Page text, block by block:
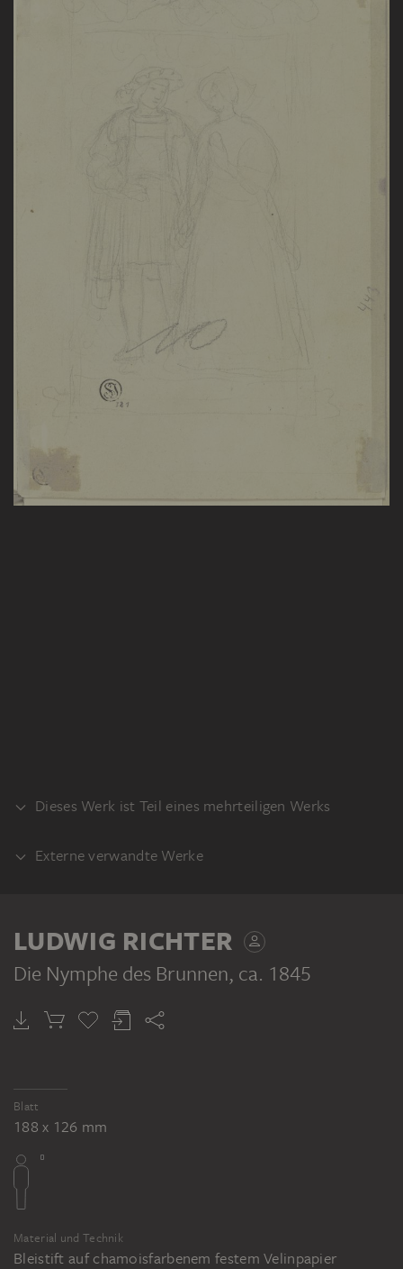
Dieses Werk ist Teil eines mehrteiligen Werks
RECTO
Die Nymphe des Brunnen
Externe verwandte Werke
des Brunnen", farbige Lithographie,
verwendet in: Johann Karl August Musäus:
Volksmärchen der Deutschen, Leipzig 1845
LUDWIG RICHTER
Die Nymphe des Brunnen, ca. 1845
Blatt
188 x 126 mm
Material und Technik
Bleistift auf chamoisfarbenem festem Velinpapier